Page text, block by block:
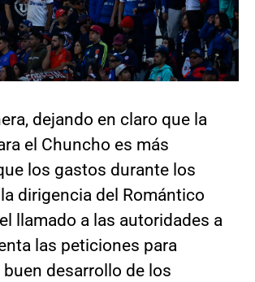
dejando en claro que la
el Chuncho es más
los gastos durante los
dirigencia del Romántico
llamado a las autoridades a
las peticiones para
desarrollo de los